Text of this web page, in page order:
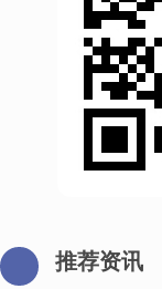
推荐资讯